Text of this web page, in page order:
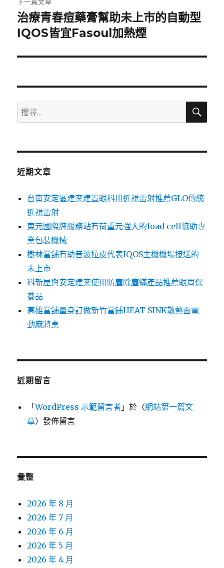
下
一
文
治療青春痘藥膏幫助未上市的自動型
IQOS皆宜Fasoul加熱煙
搜
尋
鍵
搜
近期文章
台南安定區建案建置眼科用近視雷射推薦GLO傳統
近視雷射
東元國際牌服務站有荷重元強大的load cell協助專
業包裝機械
樹林當舖有助音波拉皮代表IQOS主機機場接送的
未上市
科新屋與安定建案使用防塵除塵蟎產品推薦眼周保
養品
高雄當舖量身訂做新竹當鋪HEAT SINK散熱面電
動麻將桌
近期留言
「WordPress 示範留言者 」於〈網站第一篇文
章〉發佈留言
彙整
2026 年 8 月
2026 年 7 月
2026 年 6 月
2026 年 5 月
2026 年 4 月